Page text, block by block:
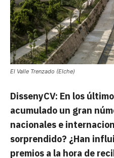
El Valle Trenzado (Elche)
DissenyCV: En los
acumulado un gran
nacionales e
sorprendido? ¿Han
premios a la hora de